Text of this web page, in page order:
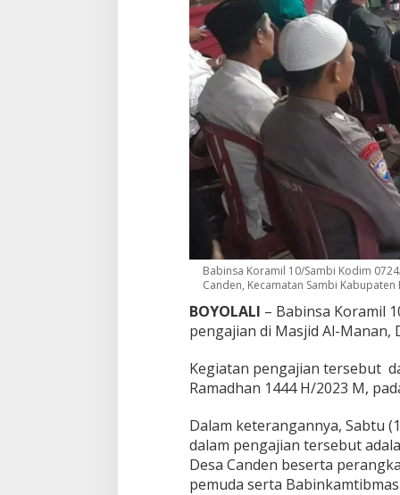
Babinsa Koramil 10/Sambi Kodim
Canden, Kecamatan Sambi
BOYOLALI – Babinsa Koramil
pengajian di Masjid Al-Manan,
Kegiatan pengajian tersebut
Ramadhan 1444 H/2023 M,
Dalam keterangannya, Sabtu
dalam pengajian tersebut
Desa Canden beserta
pemuda serta Babinkamtibmas